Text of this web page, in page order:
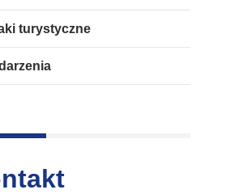
turystyczne